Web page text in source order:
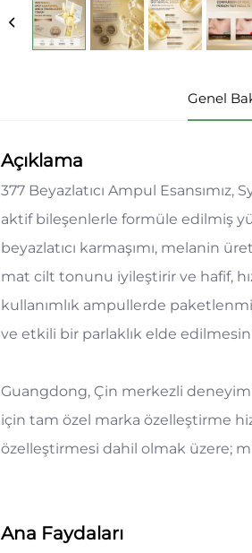
Genel
Açıklama
377 Beyazlatıcı Ampul
aktif bileşenlerle formüle edilmiş
beyazlatıcı karmaşımı, melanin
mat cilt tonunu iyileştirir ve hafif,
kullanımlık ampullerde
ve etkili bir parlaklık elde
Guangdong, Çin merkezli
için tam özel marka özelleştirme
özelleştirmesi dahil olmak üzere;
Ana Faydaları